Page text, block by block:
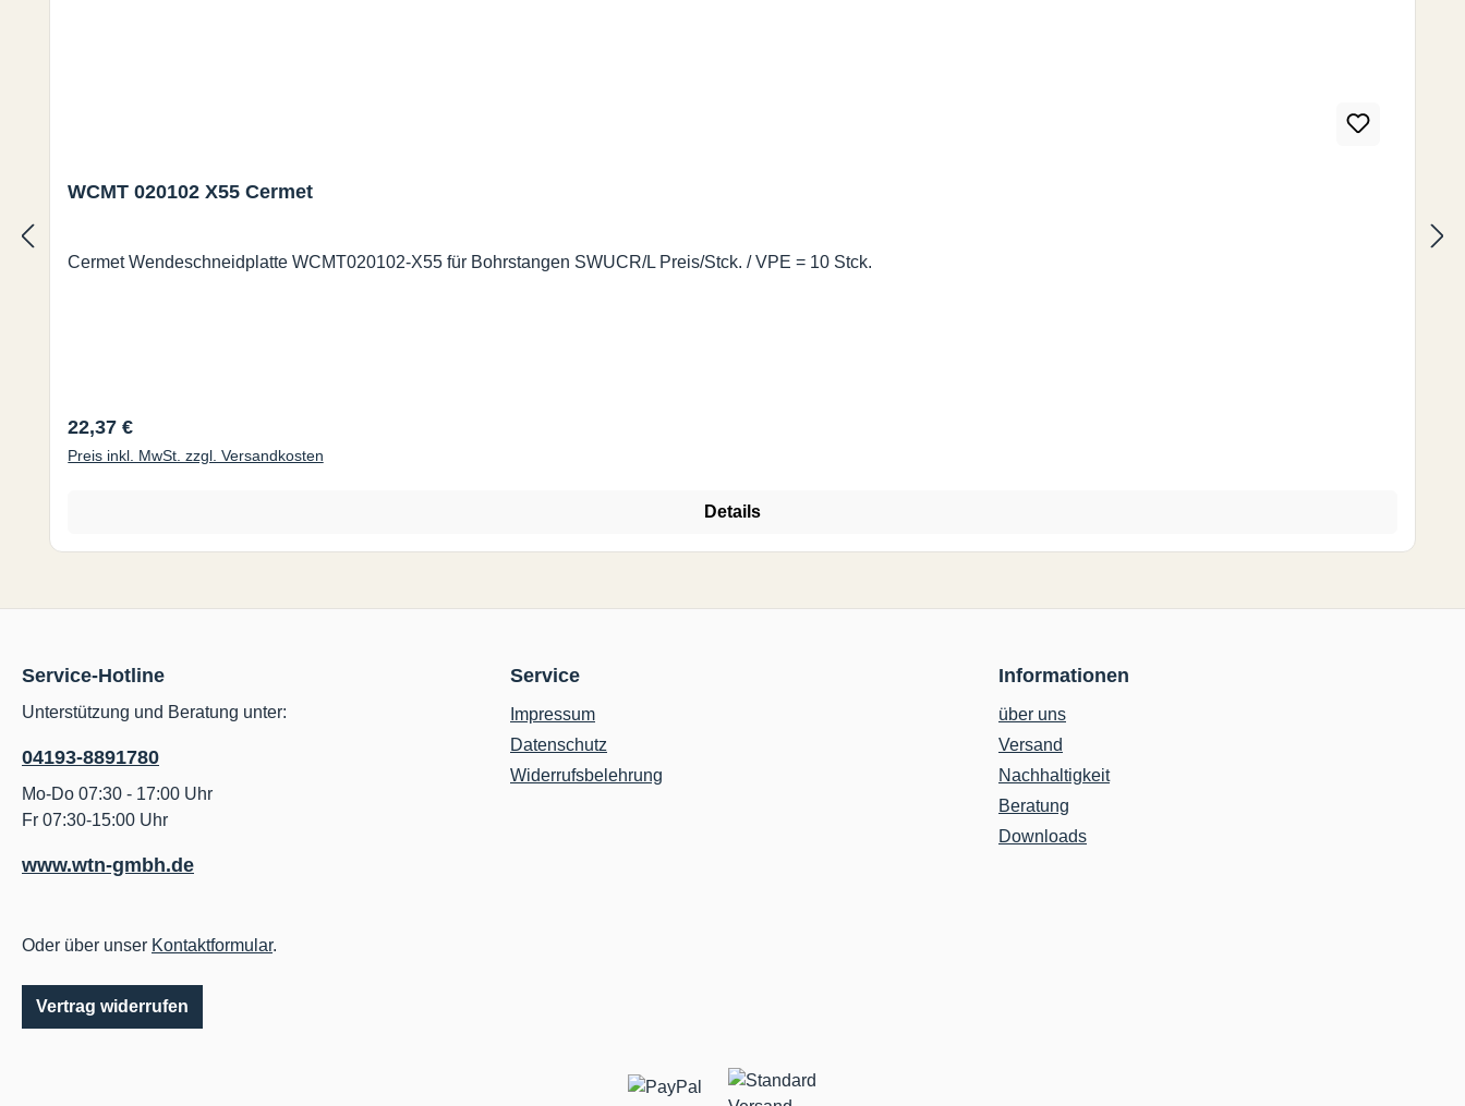
WCMT 020102 X55 Cermet
Cermet Wendeschneidplatte WCMT020102-X55 für Bohrstangen SWUCR/L Preis/Stck. / VPE = 10 Stck.
Regulärer Preis:
22,37 €
Preis inkl. MwSt. zzgl. Versandkosten
Details
Service-Hotline
Unterstützung und Beratung unter:
04193-8891780
Mo-Do 07:30 - 17:00 Uhr
Fr 07:30-15:00 Uhr
www.wtn-gmbh.de
Oder über unser Kontaktformular.
Vertrag widerrufen
Service
Impressum
Datenschutz
Widerrufsbelehrung
Informationen
über uns
Versand
Nachhaltigkeit
Beratung
Downloads